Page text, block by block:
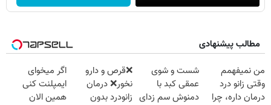
مطالب پیشنهادی
من نمیفهمم
وقتی زانو درد
درمان داره، چرا
شست و شوی
عمقی کبد با
دمنوش سم زدای
❌قرص‌ و دارو
نخور❌ درمان
زانودرد بدون
اگر میخوای
ایمپلنت کنی
همین الان